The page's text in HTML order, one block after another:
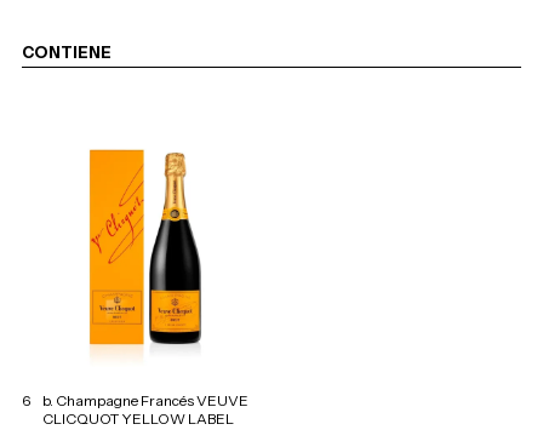
CONTIENE
6
b. Champagne Francés VEUVE
CLICQUOT YELLOW LABEL